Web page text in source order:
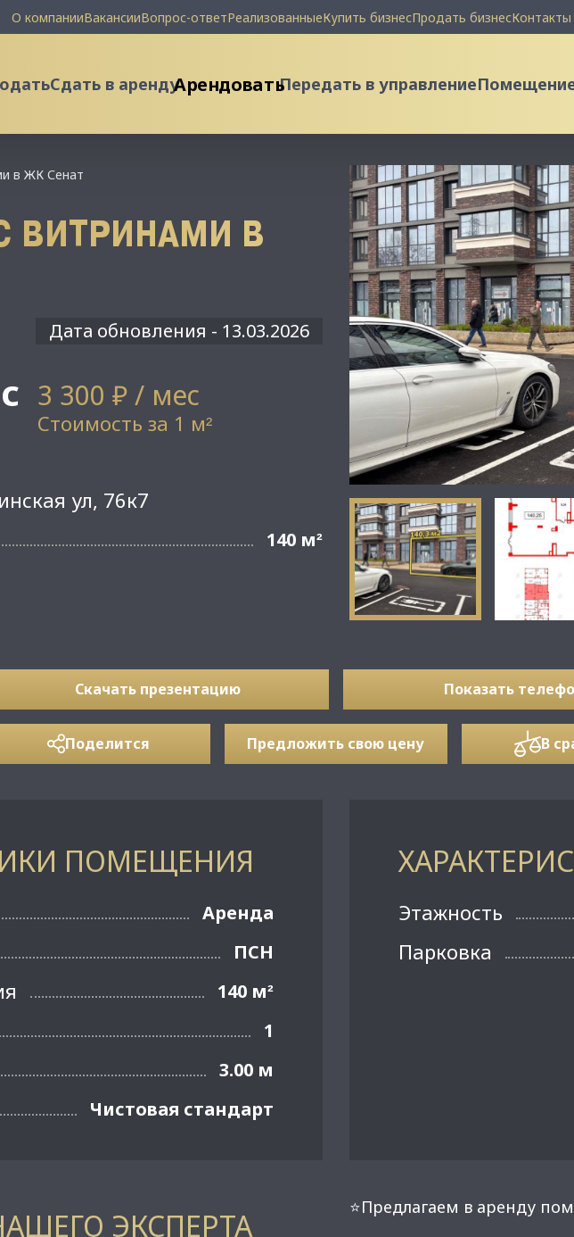
О компанииВакансииВопрос-ответРеализованныеКупить бизнесПродать бизнесКонтакты
Сдать в арендуАрендоватьПередать в управление
в ЖК Сенат
ВИТРИНАМИ В
Дата обновления - 13.03.2026
3 300 ₽ / мес
Стоимость за 1 м²
ул, 76к7
140 м²
Скачать презентацию Показать
Поделится Предложить свою цену В
ПОМЕЩЕНИЯ
Аренда
ПСН
140 м²
1
3.00 м
Чистовая стандарт
Этажность
Парковка
ЭКСПЕРТА ⭐Предлагаем в аренду